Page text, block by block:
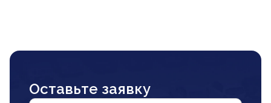
Оставьте заявку